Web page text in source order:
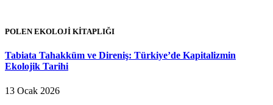
POLEN EKOLOJİ KİTAPLIĞI
Tabiata Tahakküm ve Direniş: Türkiye’de Kapitalizmin
Ekolojik Tarihi
13 Ocak 2026